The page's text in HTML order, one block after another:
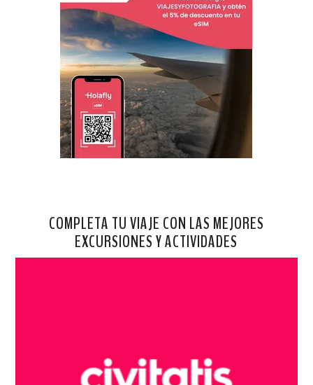
COMPLETA TU VIAJE CON LAS MEJORES
EXCURSIONES Y ACTIVIDADES